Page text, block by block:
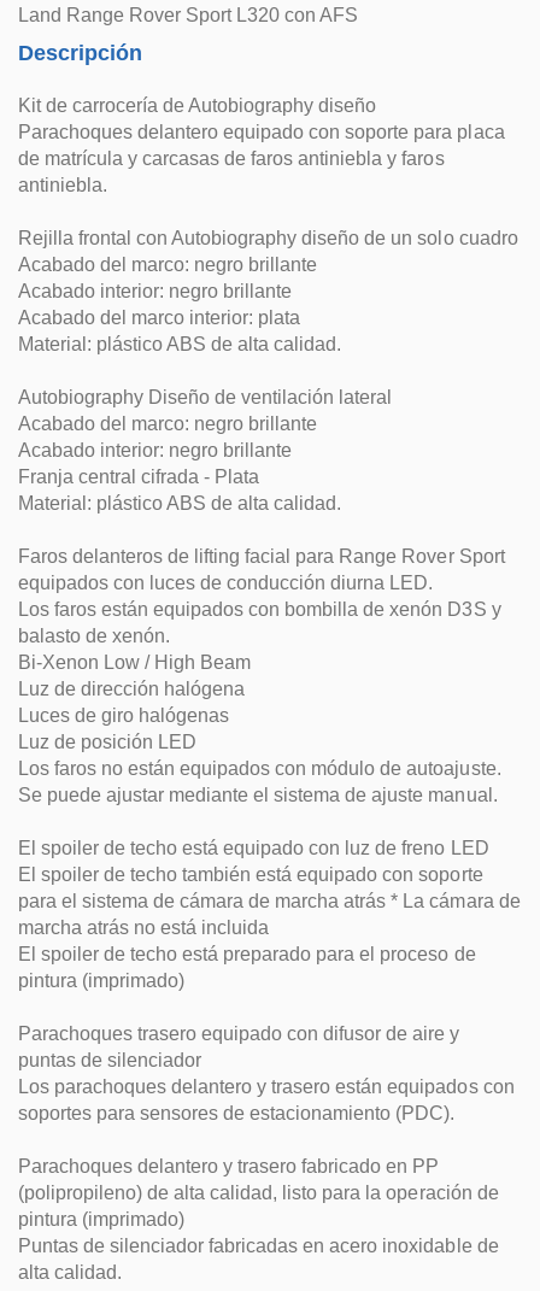
Land Range Rover Sport L320 con AFS
Descripción
Kit de carrocería de Autobiography diseño
Parachoques delantero equipado con soporte para placa
de matrícula y carcasas de faros antiniebla y faros
antiniebla.
Rejilla frontal con Autobiography diseño de un solo cuadro
Acabado del marco: negro brillante
Acabado interior: negro brillante
Acabado del marco interior: plata
Material: plástico ABS de alta calidad.
Autobiography Diseño de ventilación lateral
Acabado del marco: negro brillante
Acabado interior: negro brillante
Franja central cifrada - Plata
Material: plástico ABS de alta calidad.
Faros delanteros de lifting facial para Range Rover Sport
equipados con luces de conducción diurna LED.
Los faros están equipados con bombilla de xenón D3S y
balasto de xenón.
Bi-Xenon Low / High Beam
Luz de dirección halógena
Luces de giro halógenas
Luz de posición LED
Los faros no están equipados con módulo de autoajuste.
Se puede ajustar mediante el sistema de ajuste manual.
El spoiler de techo está equipado con luz de freno LED
El spoiler de techo también está equipado con soporte
para el sistema de cámara de marcha atrás * La cámara de
marcha atrás no está incluida
El spoiler de techo está preparado para el proceso de
pintura (imprimado)
Parachoques trasero equipado con difusor de aire y
puntas de silenciador
Los parachoques delantero y trasero están equipados con
soportes para sensores de estacionamiento (PDC).
Parachoques delantero y trasero fabricado en PP
(polipropileno) de alta calidad, listo para la operación de
pintura (imprimado)
Puntas de silenciador fabricadas en acero inoxidable de
alta calidad.